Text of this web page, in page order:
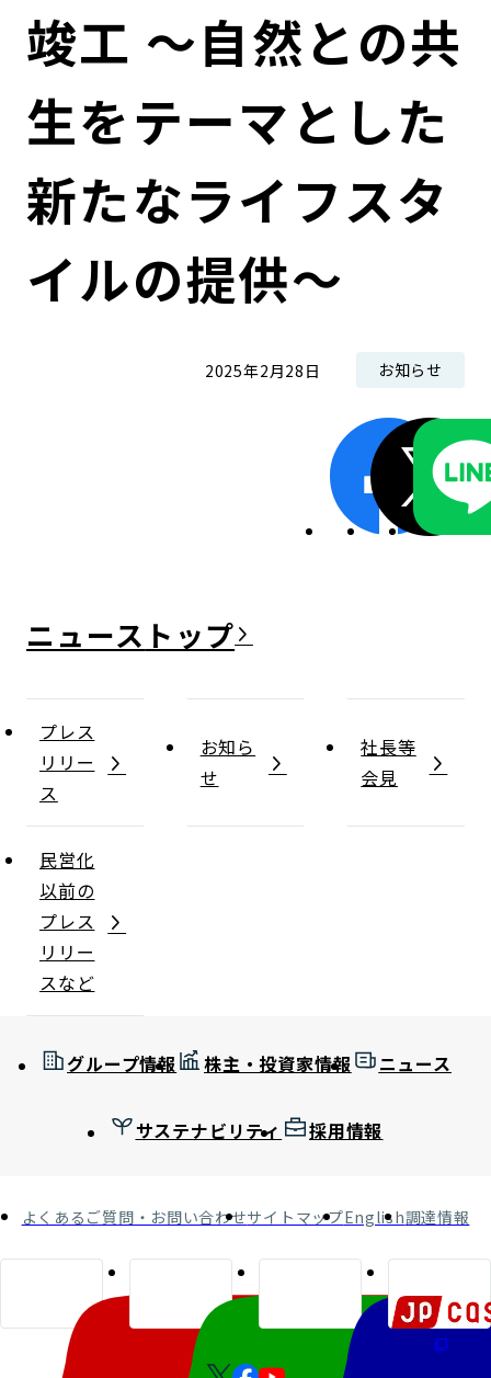
ESGデータ集
竣工 ～自然との共
生をテーマとした
新たなライフスタ
イルの提供～
2025年2月28日 お知らせ
ニュース
プレス
リリー
ス
お知ら
せ
社長等
会見
民営化
以前の
プレス
リリー
スなど
グループ情報 株主・投資家情報 ニュース
サステナビリティ 採用情報
よくあるご質問・お問い合わせサイトマップEnglish調達情報